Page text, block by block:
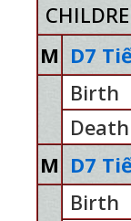
M D7
Birth
Death
M D7
Birth